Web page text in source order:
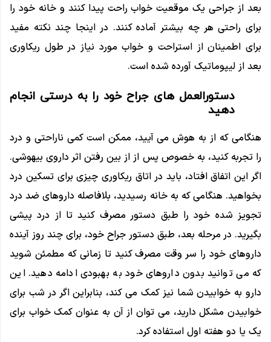
بعد از جراحی یک موقعیت خواب راحت پیدا کنند و خانه خود را
برای راحتی هر چه بیشتر آماده کنند. در اینجا چند نکته مفید
برای اطمینان از استراحت و خواب مورد نیاز در طول ریکاوری
بعد از لیپوماتیک آورده شده است.
دستورالعمل های جراح خود را به درستی انجام
دهید
هنگامی که از به هوش می آیید، ممکن است کمی ناراحتی و درد
را تجربه کنید، به خصوص پس از از بین رفتن اثر داروی بیهوشی.
اگر این اتفاق افتاد، باید در اتاق ریکاوری چیزی برای تسکین درد
بخواهید. هنگامی که به خانه رسیدید، بلافاصله داروهای ضد درد
تجویز شده خود را طبق دستور مصرف کنید تا از درد پیشی
بگیرید. در مرحله بعد، طبق دستور جراح خود، برای چند روز آینده
داروهای خود را سر وقت مصرف کنید تا زمانی که مطمئن شوید
که می توانید بدون داروهای خود به بهبودی ادامه دهید. این
دارو به خوابیدن شما نیز کمک می کند، بنابراین اگر در شب برای
خوابیدن مشکل دارید، می توان از آن به عنوان کمک خواب برای
یک یا دو هفته اول استفاده کرد.